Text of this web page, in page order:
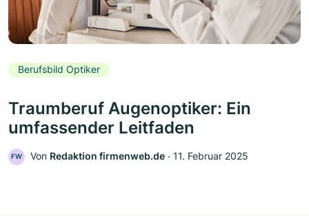
Berufsbild Optiker
Traumberuf Augenoptiker: Ein
umfassender Leitfaden
FW Von Redaktion firmenweb.de ‧ 11. Februar 2025